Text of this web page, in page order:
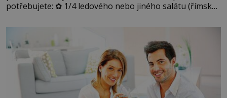
potřebujete: ✿ 1/4 ledového nebo jiného salátu (římský
okurky ✿ 2 rajčata Zálivka: ✿ 4 lžíce olivového oleje ✿ 1
lžíci citronové šťávy ✿ ½ stroužku